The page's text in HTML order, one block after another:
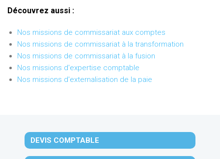
Découvrez aussi :
Nos missions de commissariat aux comptes
Nos missions de commissariat à la transformation
Nos missions de commissariat à la fusion
Nos missions d'expertise comptable
Nos missions d'externalisation de la paie
DEVIS COMPTABLE